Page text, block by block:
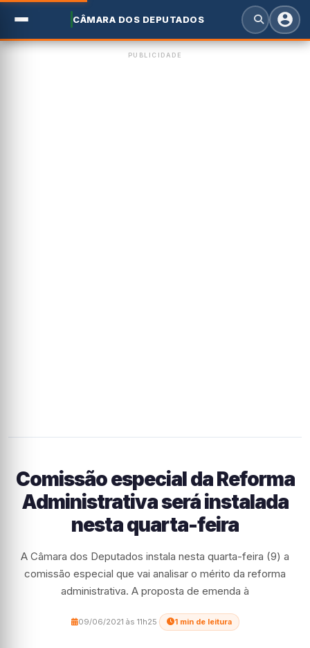
CÂMARA DOS DEPUTADOS
PUBLICIDADE
Comissão especial da Reforma
Administrativa será instalada
nesta quarta-feira
A Câmara dos Deputados instala nesta quarta-feira (9) a
comissão especial que vai analisar o mérito da reforma
administrativa. A proposta de emenda à
09/06/2021 às 11h25 1 min de leitura